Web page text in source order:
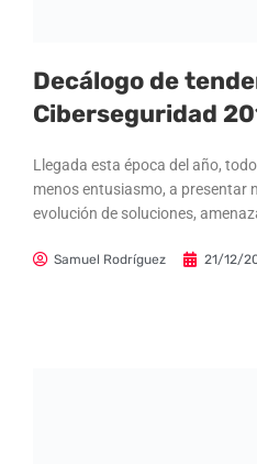
Decálogo de
Ciberseguridad
Llegada esta época del año,
menos entusiasmo, a presentar
evolución de soluciones,
Samuel Rodríguez 21/12/